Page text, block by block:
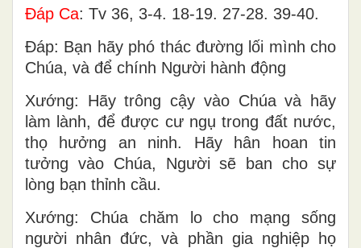
Ðáp Ca: Tv 36, 3-4. 18-19. 27-28. 39-40.
Ðáp: Bạn hãy phó thác đường lối mình cho
Chúa, và để chính Người hành động
Xướng: Hãy trông cậy vào Chúa và hãy
làm lành, để được cư ngụ trong đất nước,
thọ hưởng an ninh. Hãy hân hoan tin
tưởng vào Chúa, Người sẽ ban cho sự
lòng bạn thỉnh cầu.
Xướng: Chúa chăm lo cho mạng sống
người nhân đức, và phần gia nghiệp họ